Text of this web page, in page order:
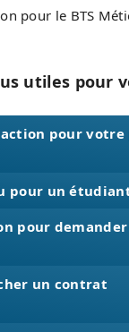
pour le BTS
utiles pour
pour
pour un
pour
un contrat